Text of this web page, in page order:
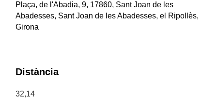
Plaça, de l'Abadia, 9, 17860, Sant Joan de les
Abadesses, Sant Joan de les Abadesses, el Ripollès,
Girona
Distància
32,14